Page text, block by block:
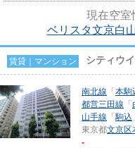
現在空室
ベリスタ文京白
賃貸｜マンション シティウ
南北線 「 本駒
都営三田線 「
山手線 「駒込
東京都文京区
-